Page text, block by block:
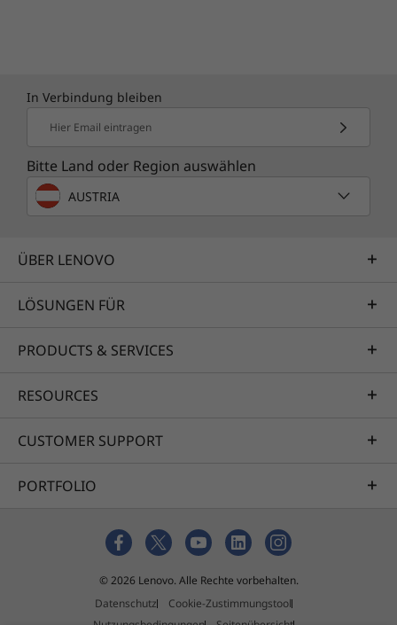
In Verbindung bleiben
Hier Email eintragen
Bitte Land oder Region auswählen
AUSTRIA
ÜBER LENOVO
LÖSUNGEN FÜR
PRODUCTS & SERVICES
RESOURCES
CUSTOMER SUPPORT
PORTFOLIO
© 2026 Lenovo. Alle Rechte vorbehalten.
Datenschutz
Cookie-Zustimmungstool